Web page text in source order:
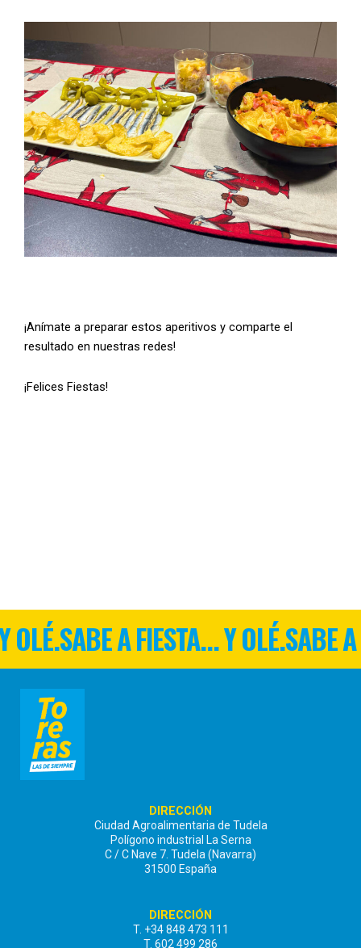
¡Anímate a preparar estos aperitivos y comparte el
resultado en nuestras redes!
¡Felices Fiestas!
OLÉ.SABE A FIESTA... Y OLÉ.SABE
DIRECCIÓN
Ciudad Agroalimentaria de Tudela
Polígono industrial La Serna
C / C Nave 7. Tudela (Navarra)
31500 España
DIRECCIÓN
T. +34 848 473 111
T. 602 499 286